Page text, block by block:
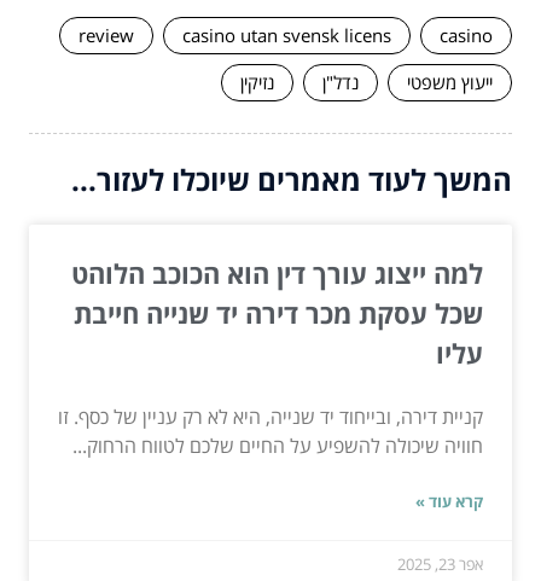
casino
casino utan svensk licens
review
ייעוץ משפטי
נדל"ן נזיקין
המשך לעוד מאמרים שיוכלו לעזור...
למה ייצוג עורך דין הוא הכוכב הלוהט
שכל עסקת מכר דירה יד שנייה חייבת
עליו
קניית דירה, ובייחוד יד שנייה, היא לא רק עניין של כסף. זו
חוויה שיכולה להשפיע על החיים שלכם לטווח הרחוק...
קרא עוד »
אפר 23, 2025